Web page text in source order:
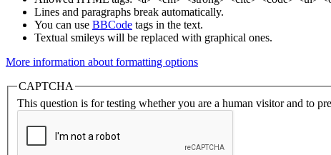
Lines and paragraphs break automatically.
You can use BBCode tags in the text.
Textual smileys will be replaced with graphical ones.
More information about formatting options
CAPTCHA
This question is for testing whether you are a human visitor and to